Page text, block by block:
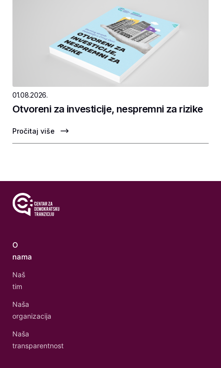
01.08.2026.
Otvoreni za investicije, nespremni za rizike
Pročitaj više
O
nama
Naš
tim
Naša
organizacija
Naša
transparentnost